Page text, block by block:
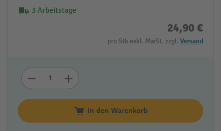
3 Arbeitstage
24,90 €
pro Stk exkl. MwSt. zzgl. Versand
In den Warenkorb